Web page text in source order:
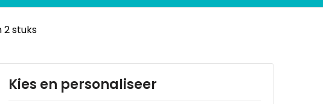
stuks
Kies en personaliseer